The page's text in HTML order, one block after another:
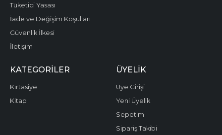
Tüketici Yasası
İade ve Değişim Koşulları
Güvenlik İlkesi
İletişim
KATEGORILER
Kırtasiye
Kitap
ÜYELIK
Üye Girişi
Yeni Üyelik
Sepetim
Sipariş Takibi